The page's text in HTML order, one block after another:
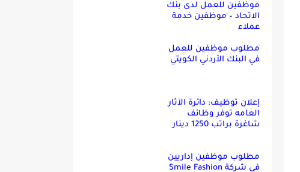
موظفين للعمل لدى بنك
الاتحاد – موظفين خدمة
عملاء
مطلوب موظفين للعمل
في البنك الأردني الكويتي
إعلان توظيف: دائرة الآثار
العامه توفر وظائف
شاغرة براتب 1250 دينار
مطلوب موظفين إداريين
في شركة Smile Fashion